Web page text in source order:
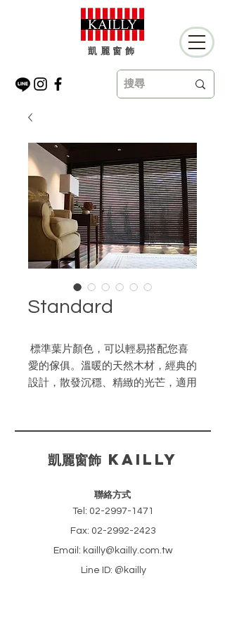
凱麗窗飾
Standard
標準葉片顏色，可以輕易搭配您喜
愛的傢俱。溫暖的天然木材，經典的
設計，散發沉穩、精緻的光芒，適用
共16色。
​凱麗窗飾 KAILLY
聯絡方式
Tel: 02-2997-1471
Fax: 02-2992-2423
Email: kailly@kailly.com.tw
Line ID: @kailly